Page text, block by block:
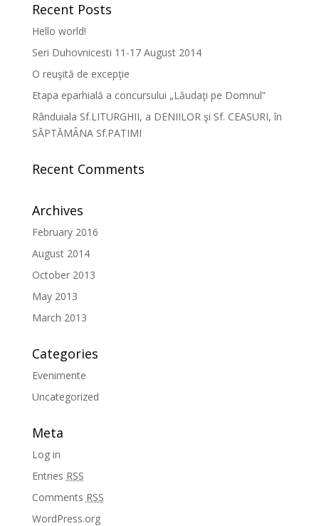
Recent Posts
Hello world!
Seri Duhovnicesti 11-17 August 2014
O reuşită de excepţie
Etapa eparhială a concursului „Lăudaţi pe Domnul”
Rânduiala Sf.LITURGHII, a DENIILOR şi Sf. CEASURI, în
SĂPTĂMÂNA Sf.PATIMI
Recent Comments
Archives
February 2016
August 2014
October 2013
May 2013
March 2013
Categories
Evenimente
Uncategorized
Meta
Log in
Entries RSS
Comments RSS
WordPress.org